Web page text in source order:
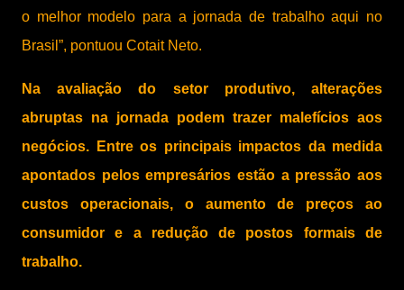
o melhor modelo para a jornada de trabalho aqui no
Brasil”, pontuou Cotait Neto.
Na avaliação do setor produtivo, alterações
abruptas na jornada podem trazer malefícios aos
negócios. Entre os principais impactos da medida
apontados pelos empresários estão a pressão aos
custos operacionais, o aumento de preços ao
consumidor e a redução de postos formais de
trabalho.